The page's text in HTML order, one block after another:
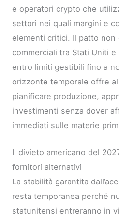
e operatori crypto che
settori nei quali margini e
elementi critici. Il patto non
commerciali tra Stati Uniti
entro limiti gestibili fino a
orizzonte temporale offre
pianificare produzione,
investimenti senza dover
immediati sulle materie
Il divieto americano del
fornitori alternativi
La stabilità garantita
resta temporanea perché
statunitensi entreranno in